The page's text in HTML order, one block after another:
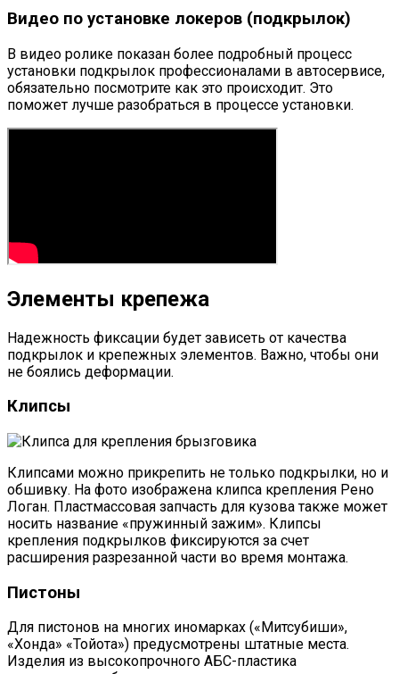
Видео по установке локеров (подкрылок)
В видео ролике показан более подробный процесс
установки подкрылок профессионалами в автосервисе,
обязательно посмотрите как это происходит. Это
поможет лучше разобраться в процессе установки.
Элементы крепежа
Надежность фиксации будет зависеть от качества
подкрылок и крепежных элементов. Важно, чтобы они
не боялись деформации.
Клипсы
Клипсами можно прикрепить не только подкрылки, но и
обшивку. На фото изображена клипса крепления Рено
Логан. Пластмассовая запчасть для кузова также может
носить название «пружинный зажим». Клипсы
крепления подкрылков фиксируются за счет
расширения разрезанной части во время монтажа.
Пистоны
Для пистонов на многих иномарках («Митсубиши»,
«Хонда» «Тойота») предусмотрены штатные места.
Изделия из высокопрочного АБС-пластика